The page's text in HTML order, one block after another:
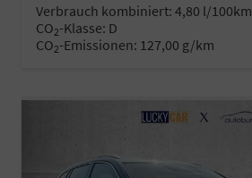
Verbrauch kombiniert: 4,80 l/100km
CO2-Klasse: D
CO2-Emissionen: 127,00 g/km